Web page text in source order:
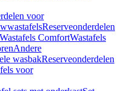
voor
Reserveonderdelen
Wastafels ComfortWastafels
Andere
wasbakReserveonderdelen
voor